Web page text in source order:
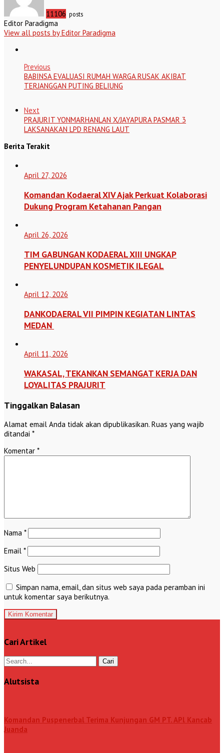
11106 posts
Editor Paradigma
View all posts by Editor Paradigma
Previous
BABINSA EVALUASI RUMAH WARGA RUSAK AKIBAT
TERJANGGAN PUTING BELIUNG
Next
PRAJURIT YONMARHANLAN X/JAYAPURA PASMAR 3
LAKSANAKAN LPD RENANG LAUT
Berita Terakit
April 27, 2026
Komandan Kodaeral XIV Ajak Perkuat Kolaborasi
Dukung Program Ketahanan Pangan
April 26, 2026
TIM GABUNGAN KODAERAL XIII UNGKAP
PENYELUNDUPAN KOSMETIK ILEGAL
April 12, 2026
DANKODAERAL VII PIMPIN KEGIATAN LINTAS
MEDAN
April 11, 2026
WAKASAL, TEKANKAN SEMANGAT KERJA DAN
LOYALITAS PRAJURIT
Tinggalkan Balasan
Alamat email Anda tidak akan dipublikasikan. Ruas yang wajib
ditandai *
Komentar *
Nama *
Email *
Situs Web
Simpan nama, email, dan situs web saya pada peramban ini
untuk komentar saya berikutnya.
Cari Artikel
Alutsista
Komandan Puspenerbal Terima Kunjungan GM PT. APl Kancab
Juanda